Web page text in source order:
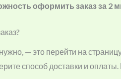
оформить заказ за 2
— это перейти на
способ доставки и